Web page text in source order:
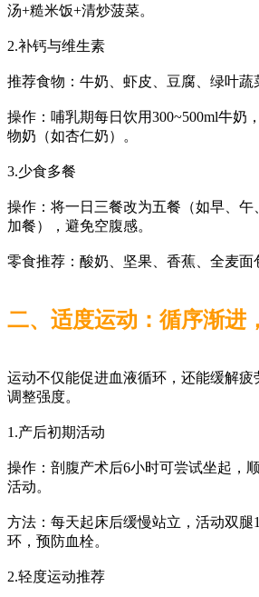
汤+糙米饭+清炒菠菜。
2.补钙与维生素
推荐食物：牛奶、虾皮、豆腐、绿叶蔬
操作：哺乳期每日饮用300~500ml牛奶
物奶（如杏仁奶）。
3.少食多餐
操作：将一日三餐改为五餐（如早、
加餐），避免空腹感。
零食推荐：酸奶、坚果、香蕉、全麦面
二、适度运动：循序渐进
运动不仅能促进血液循环，还能缓解
调整强度。
1.产后初期活动
操作：剖腹产术后6小时可尝试坐起，
活动。
方法：每天起床后缓慢站立，活动双腿
环，预防血栓。
2.轻度运动推荐